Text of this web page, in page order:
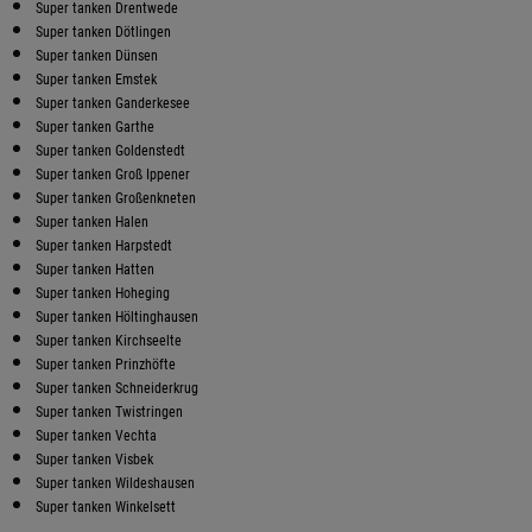
Super tanken Drentwede
Super tanken Dötlingen
Super tanken Dünsen
Super tanken Emstek
Super tanken Ganderkesee
Super tanken Garthe
Super tanken Goldenstedt
Super tanken Groß Ippener
Super tanken Großenkneten
Super tanken Halen
Super tanken Harpstedt
Super tanken Hatten
Super tanken Hoheging
Super tanken Höltinghausen
Super tanken Kirchseelte
Super tanken Prinzhöfte
Super tanken Schneiderkrug
Super tanken Twistringen
Super tanken Vechta
Super tanken Visbek
Super tanken Wildeshausen
Super tanken Winkelsett